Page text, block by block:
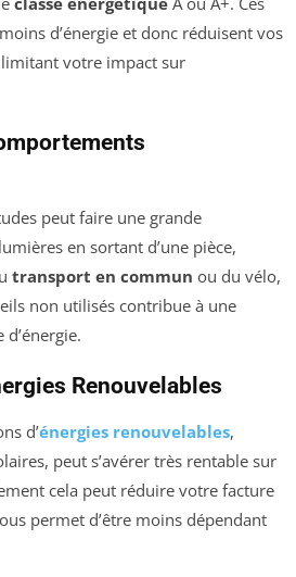
d’énergie et donc réduisent vos
votre impact sur
peut faire une grande
en sortant d’une pièce,
transport en commun ou du vélo,
non utilisés contribue à une
Renouvelables
d’énergies renouvelables,
peut s’avérer très rentable sur
cela peut réduire votre facture
permet d’être moins dépendant